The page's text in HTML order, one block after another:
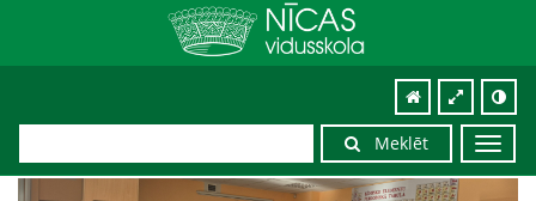
Meklēt